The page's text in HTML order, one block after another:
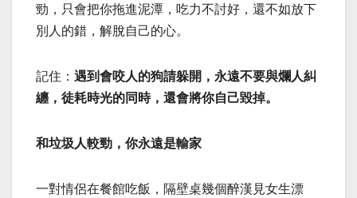
勁，只會把你拖進泥潭，吃力不討好，還不如放下
別人的錯，解脫自己的心。
記住： 遇到會咬人的狗請躲開，永遠不要與爛人糾
纏，徒耗時光的同時，還會將你自己毀掉。
和垃圾人較勁，你永遠是輸家
一對情侶在餐館吃飯，隔壁桌幾個醉漢見女生漂